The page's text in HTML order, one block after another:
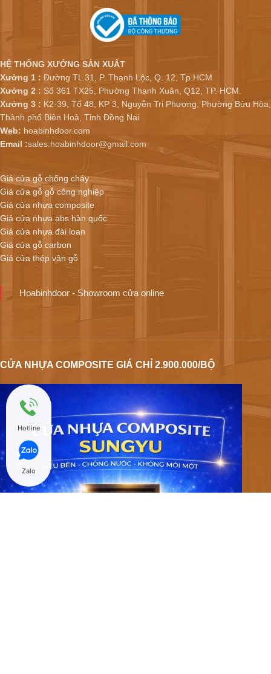
HỆ THỐNG XƯỞNG SẢN XUẤT
Xưởng 1 : Đường TL 31, P. Thạnh Lộc, Q. 12, Tp.HCM
Xưởng 2 : Số 361 TX25, Phường Thạnh Xuân, Q12, TP. HCM.
Xưởng 3 : K2-39, Tổ 48, KP 3, Nguyễn Tri Phương, Phường Bửu Hòa,
Thành phố Biên Hoà, Tỉnh Đồng Nai
Web: hoabinhdoor.com
Email :sales.hoabinhdoor@gmail.com
Giá cửa gỗ chống cháy
Giá cửa gỗ gỗ công nghiệp
Giá cửa nhựa composite
Giá cửa nhựa abs hàn quốc
Giá cửa nhựa đài loan
Giá cửa gỗ carbon
Giá cửa thép vân gỗ
Hoabinhdoor - Showroom cửa online
CỬA NHỰA COMPOSITE GIÁ CHỈ 2.900.000/BỘ
Hotline
Zalo